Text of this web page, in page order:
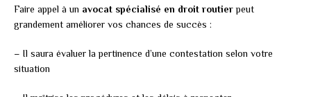
Faire appel à un avocat spécialisé en droit routierpeut
grandement améliorer vos chances de succès :
– Il saura évaluer la pertinence d’une contestation selon votre
situation